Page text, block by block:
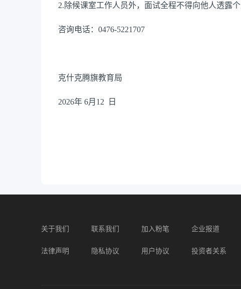
2.除候课室工作人员外，面试全程不得向他人透露
咨询电话： 0476-5221707
克什克腾旗教育局
2026年 6月 1 2 日
关于我们 联系我们 加入粉笔 企业报道
法律声明 隐私协议 用户协议 投资者关系